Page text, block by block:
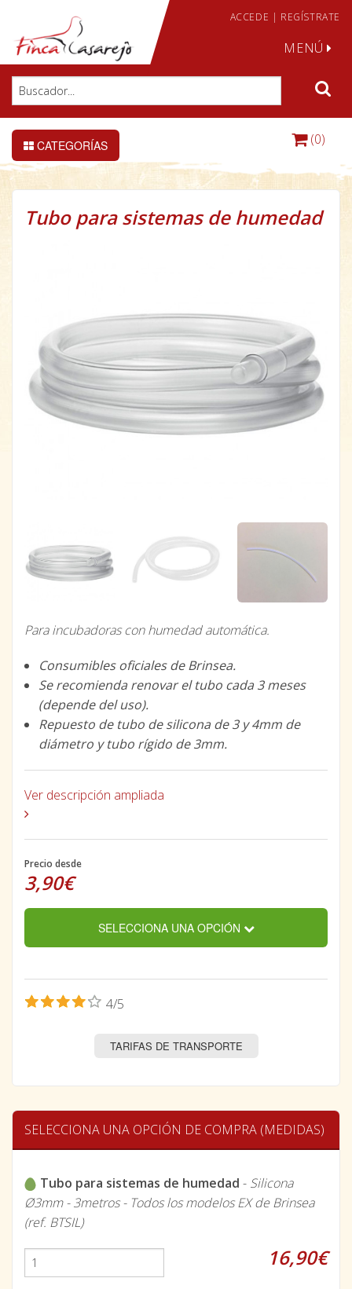
ACCEDE | REGÍSTRATE
MENÚ
CATEGORÍAS (0)
Tubo para sistemas de humedad
Para incubadoras con humedad automática.
Consumibles oficiales de Brinsea.
Se recomienda renovar el tubo cada 3 meses
(depende del uso).
Repuesto de tubo de silicona de 3 y 4mm de
diámetro y tubo rígido de 3mm.
Ver descripción ampliada
Precio desde
3,90€
SELECCIONA UNA OPCIÓN
4/5
TARIFAS DE TRANSPORTE
SELECCIONA UNA OPCIÓN DE COMPRA (MEDIDAS)
Tubo para sistemas de humedad - Silicona
Ø3mm - 3metros - Todos los modelos EX de Brinsea
(ref. BTSIL)
16,90€